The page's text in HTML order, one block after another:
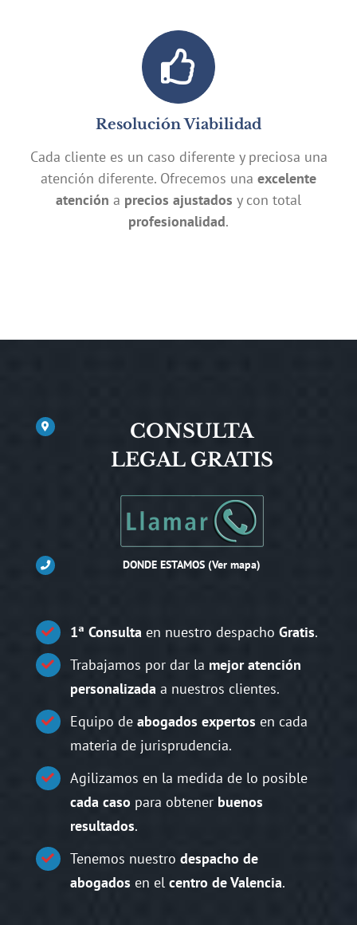
Resolución Viabilidad
Cada cliente es un caso diferente y preciosa una
atención diferente. Ofrecemos una excelente
atención a precios ajustados y con total
profesionalidad.
CONSULTA
LEGAL GRATIS
DONDE ESTAMOS (Ver mapa)
1ª Consulta en nuestro despachoGratis.
Trabajamos por dar la mejor atención
personalizada a nuestros clientes.
Equipo deabogados expertos en cada
materia de jurisprudencia.
Agilizamos en la medida de lo posible
cada caso para obtener buenos
resultados.
Tenemos nuestrodespacho de
abogados en elcentro de Valencia.